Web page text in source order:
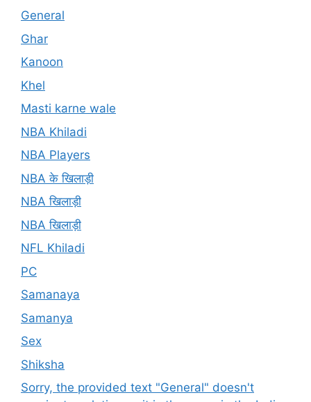
General
Ghar
Kanoon
Khel
Masti karne wale
NBA Khiladi
NBA Players
NBA के खिलाड़ी
NBA खिलाड़ी
NBA खिलाड़ी
NFL Khiladi
PC
Samanaya
Samanya
Sex
Shiksha
Sorry, the provided text "General" doesn't